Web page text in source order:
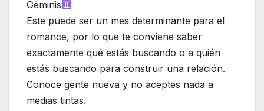
Géminis
Este puede ser un mes determinante para el
romance, por lo que te conviene saber
exactamente qué estás buscando o a quién
estás buscando para construir una relación.
Conoce gente nueva y no aceptes nada a
medias tintas.